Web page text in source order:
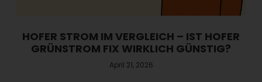
HOFER STROM IM VERGLEICH – IST HOFER
GRÜNSTROM FIX WIRKLICH GÜNSTIG?
April 21, 2026